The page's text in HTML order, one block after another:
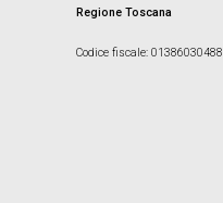
Regione Toscana
Codice fiscale: 01386030488